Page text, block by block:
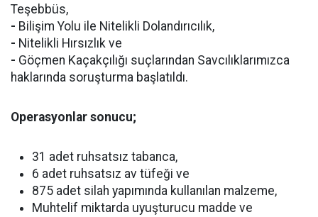
Teşebbüs,
- Bilişim Yolu ile Nitelikli Dolandırıcılık,
- Nitelikli Hırsızlık ve
- Göçmen Kaçakçılığı suçlarından Savcılıklarımızca
haklarında soruşturma başlatıldı.
Operasyonlar sonucu;
31 adet ruhsatsız tabanca,
6 adet ruhsatsız av tüfeği ve
875 adet silah yapımında kullanılan malzeme,
Muhtelif miktarda uyuşturucu madde ve